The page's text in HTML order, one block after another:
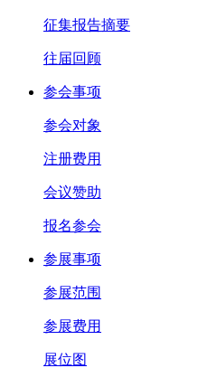
征集报告摘要
往届回顾
参会事项
参会对象
注册费用
会议赞助
报名参会
参展事项
参展范围
参展费用
展位图